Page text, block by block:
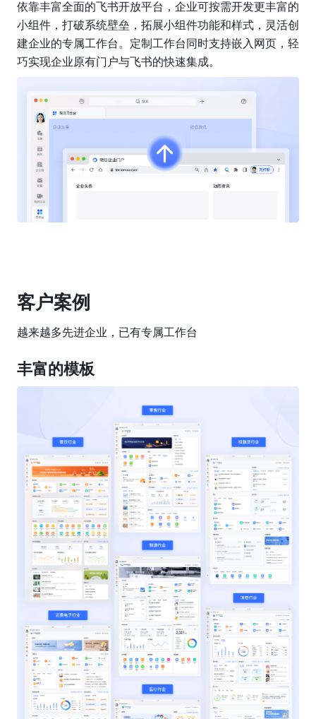
依靠丰富全面的飞书开放平台，企业可按需开发更丰富的
小组件，打破系统壁垒，拓展小组件功能和样式，灵活创
建企业的专属工作台。定制工作台同时支持嵌入网页，轻
巧实现企业原有门户与飞书的快速集成。
客户案例
越来越多先进企业，已有专属工作台
丰富的模板